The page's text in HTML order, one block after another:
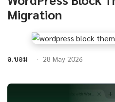
Migration
อ.บอม 28 May 2026